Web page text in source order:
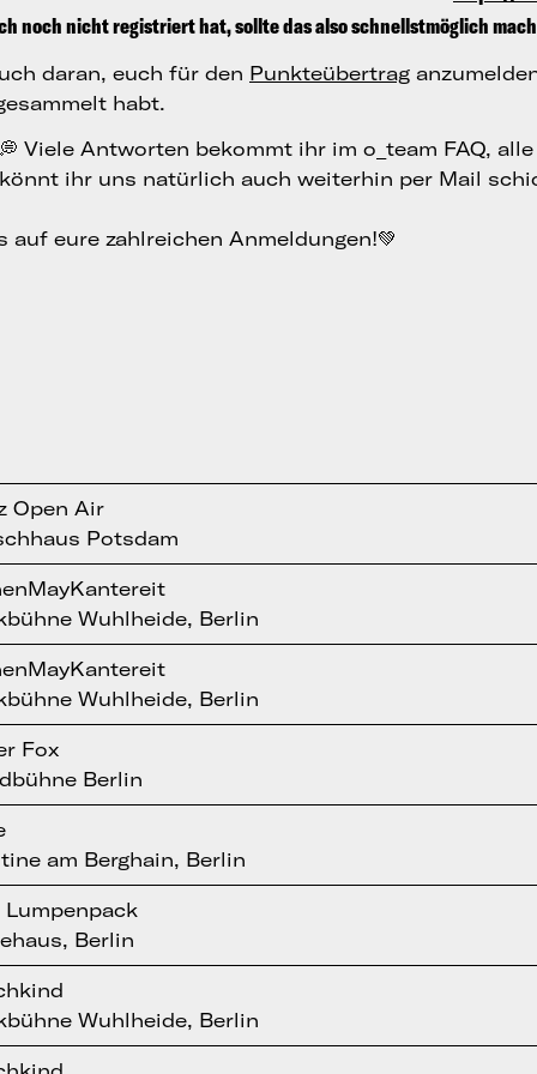
noch nicht registriert hat, sollte das also schnellstmöglich
daran, euch für den Punkteübertrag
habt.
Viele Antworten bekommt ihr im o_team FAQ,
ihr uns natürlich auch weiterhin per Mail
auf eure zahlreichen Anmeldungen!💚
Open Air
Potsdam
Wuhlheide, Berlin
Wuhlheide, Berlin
Fox
Berlin
am Berghain, Berlin
Lumpenpack
Berlin
Wuhlheide, Berlin